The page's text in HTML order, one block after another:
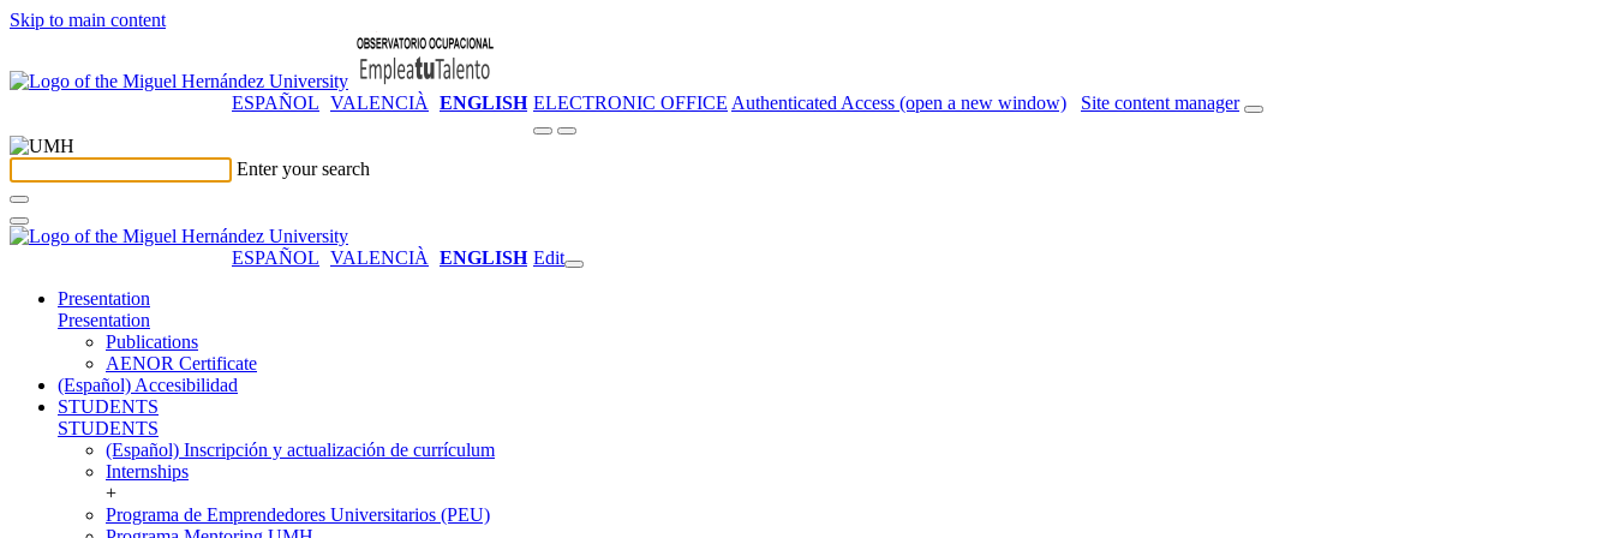
Skip to main content
ESPAÑOL VALENCIÀ ENGLISH ELECTRONIC OFFICE Authenticated Access (open a new window) Site content manager
Enter your search
ESPAÑOL VALENCIÀ ENGLISH Edit
Presentation
Presentation
Publications
AENOR Certificate
(Español) Accesibilidad
STUDENTS
STUDENTS
(Español) Inscripción y actualización de currículum
Internships
+
Programa de Emprendedores Universitarios (PEU)